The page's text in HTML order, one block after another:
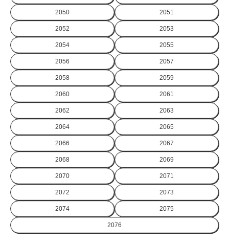
2050 2051
2052 2053
2054 2055
2056 2057
2058 2059
2060 2061
2062 2063
2064 2065
2066 2067
2068 2069
2070 2071
2072 2073
2074 2075
2076